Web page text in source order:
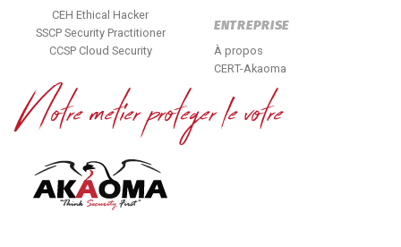
CEH Ethical Hacker
SSCP Security Practitioner
CCSP Cloud Security
ENTREPRISE
À propos
CERT-Akaoma